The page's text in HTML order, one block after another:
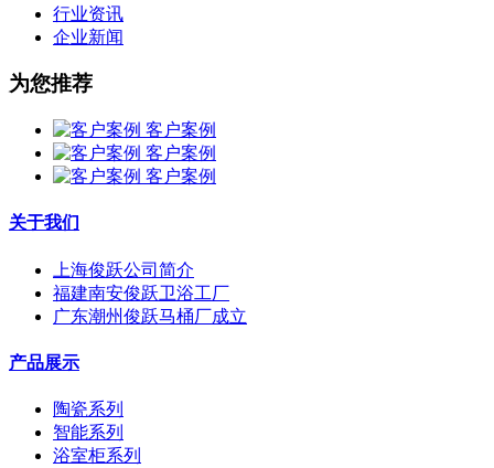
行业资讯
企业新闻
为您推荐
客户案例
客户案例
客户案例
关于我们
上海俊跃公司简介
福建南安俊跃卫浴工厂
广东潮州俊跃马桶厂成立
产品展示
陶瓷系列
智能系列
浴室柜系列